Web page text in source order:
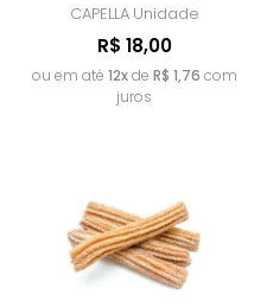
CAPELLA Unidade
R$ 18,00
ou em até 12xde R$ 1,76 com
juros